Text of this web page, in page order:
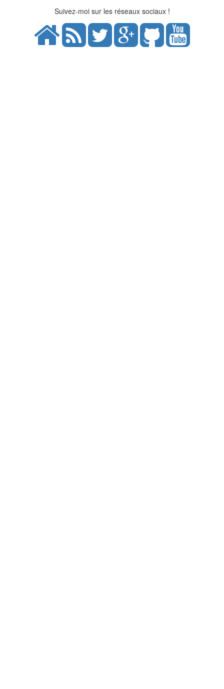
Suivez-moi sur les réseaux sociaux !